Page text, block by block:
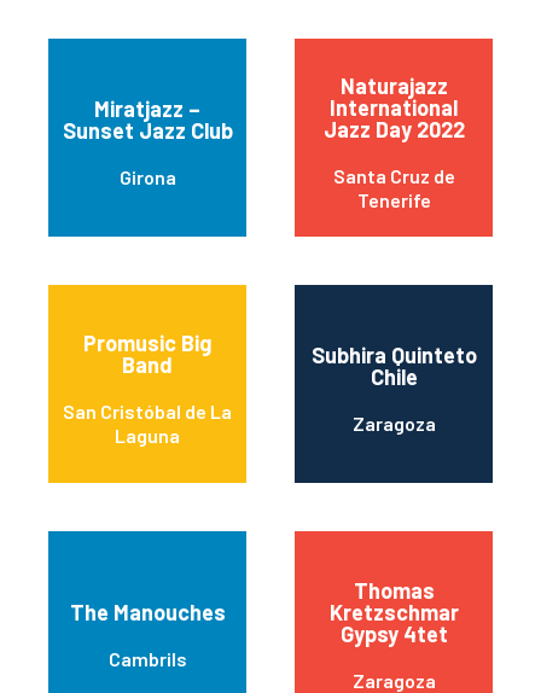
Miratjazz –
Sunset Jazz Club
Girona
Naturajazz
International
Jazz Day 2022
Santa Cruz de
Tenerife
Promusic Big
Band
San Cristóbal de La
Laguna
Subhira Quinteto
Chile
Zaragoza
The Manouches
Cambrils
Thomas
Kretzschmar
Gypsy 4tet
Zaragoza